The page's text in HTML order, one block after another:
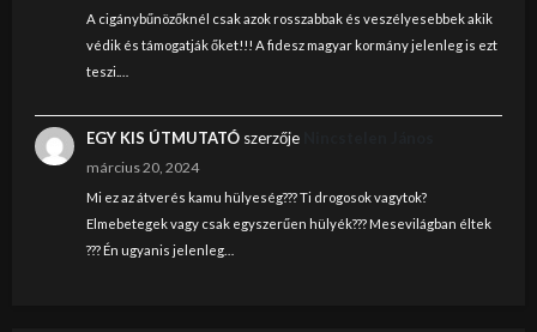
A cigánybűnözőknél csak azok rosszabbak és veszélyesebbek akik
védik és támogatják őket!!! A fidesz magyar kormány jelenleg is ezt
teszi.…
EGY KIS ÚTMUTATÓszerzője
március 20, 2024
Mi ez az átverés kamu hülyeség??? Ti drogosok vagytok?
Elmebetegek vagy csak egyszerűen hülyék??? Mesevilágban éltek
??? Én ugyanis jelenleg…